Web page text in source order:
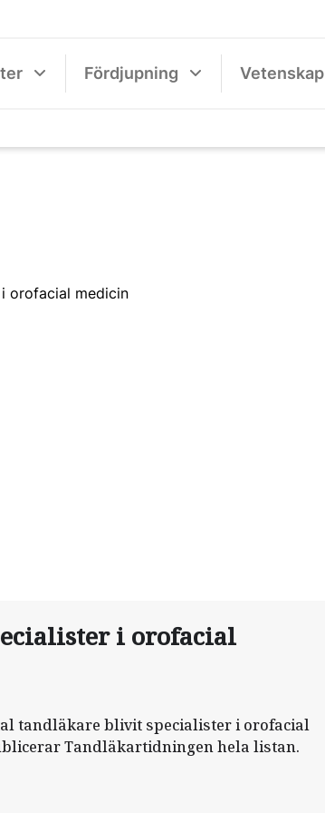
Fördjupning Vetenskap
i orofacial
tandläkare blivit specialister i orofacial
Tandläkartidningen hela listan.